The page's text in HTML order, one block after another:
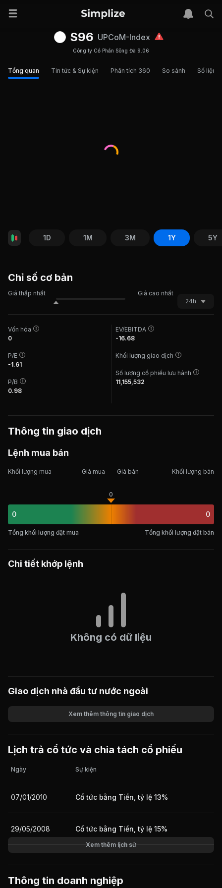
S96 UPCoM-Index
Công ty Cổ Phần Sông Đà 9.06
Tổng quan Tin tức & Sự kiện Phân tích 360 So sánh Số liệu
1D 1M 3M 1Y 5Y
Chỉ số cơ bản
Giá thấp nhất
Giá cao nhất
24h
Vốn hóa
0
P/E
-1.61
P/B
0.98
EV/EBITDA
-16.68
Khối lượng giao dịch
Số lượng cổ phiếu lưu hành
11,155,532
Thông tin giao dịch
Lệnh mua bán
Khối lượng mua Giá mua Giá bán Khối lượng bán
0
0
0
Tổng khối lượng đặt mua Tổng khối lượng đặt bán
Chi tiết khớp lệnh
Không có dữ liệu
Giao dịch nhà đầu tư nước ngoài
Giá trị giao dịch
Xem thêm thông tin giao dịch
Lịch trả cổ tức và chia tách cổ phiếu
Ngày Sự kiện
07/01/2010 Cổ tức bằng Tiền, tỷ lệ 13%
29/05/2008 Cổ tức bằng Tiền, tỷ lệ 15%
Xem thêm lịch sử
Thông tin doanh nghiệp